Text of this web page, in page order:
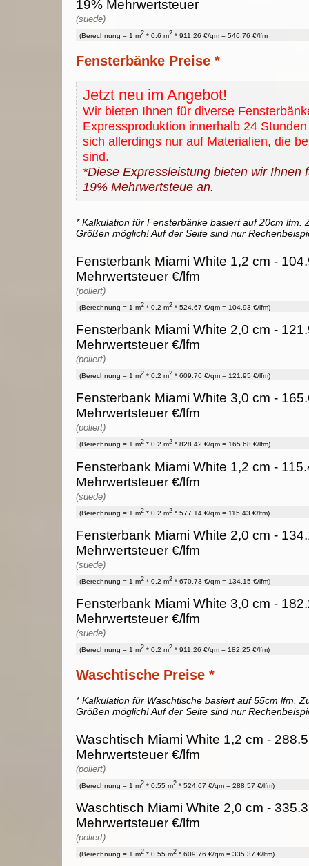
19% Mehrwertsteuer
(suede)
(Berechnung = 1 m2 * 0.6 m2 * 911.26 €/qm = 546.76 €/lfm
Fensterbänke Preise *
Jetzt neu im Angebot!
Wir bieten Ihnen für diverse
Expressproduktion innerhalb 24
sich allerdings nur auf Materialien, die
sind.
*Diese Expressleistung bieten wir Ihnen
19% Mehrwertsteue an.
* Kalkulation für Fensterbänke basiert auf 20cm lfm.
Größen möglich! Auf der Seite sind nur
Fensterbank Miami White 1,2 cm -
Mehrwertsteuer €/lfm
(poliert)
(Berechnung = 1 m2 * 0.2 m2 * 524.67 €/qm = 104.93 €/lfm)
Fensterbank Miami White 2,0 cm -
Mehrwertsteuer €/lfm
(poliert)
(Berechnung = 1 m2 * 0.2 m2 * 609.76 €/qm = 121.95 €/lfm)
Fensterbank Miami White 3,0 cm -
Mehrwertsteuer €/lfm
(poliert)
(Berechnung = 1 m2 * 0.2 m2 * 828.42 €/qm = 165.68 €/lfm)
Fensterbank Miami White 1,2 cm -
Mehrwertsteuer €/lfm
(suede)
(Berechnung = 1 m2 * 0.2 m2 * 577.14 €/qm = 115.43 €/lfm)
Fensterbank Miami White 2,0 cm -
Mehrwertsteuer €/lfm
(suede)
(Berechnung = 1 m2 * 0.2 m2 * 670.73 €/qm = 134.15 €/lfm)
Fensterbank Miami White 3,0 cm -
Mehrwertsteuer €/lfm
(suede)
(Berechnung = 1 m2 * 0.2 m2 * 911.26 €/qm = 182.25 €/lfm)
Waschtische Preise *
* Kalkulation für Waschtische basiert auf 55cm lfm.
Größen möglich! Auf der Seite sind nur
Waschtisch Miami White 1,2 cm -
Mehrwertsteuer €/lfm
(poliert)
(Berechnung = 1 m2 * 0.55 m2 * 524.67 €/qm = 288.57 €/lfm)
Waschtisch Miami White 2,0 cm -
Mehrwertsteuer €/lfm
(poliert)
(Berechnung = 1 m2 * 0.55 m2 * 609.76 €/qm = 335.37 €/lfm)